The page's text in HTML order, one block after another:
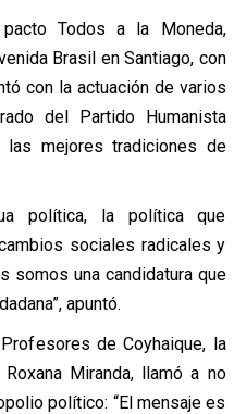
Todos a la Moneda,
Brasil en Santiago, con
con la actuación de varios
del Partido Humanista
mejores tradiciones de
política, la política que
sociales radicales y
somos una candidatura que
apuntó.
de Coyhaique, la
Miranda, llamó a no
político: “El mensaje es